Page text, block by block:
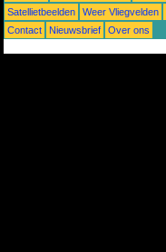
Satellietbeelden
Weer Vliegvelden
Contact
Nieuwsbrief Over ons